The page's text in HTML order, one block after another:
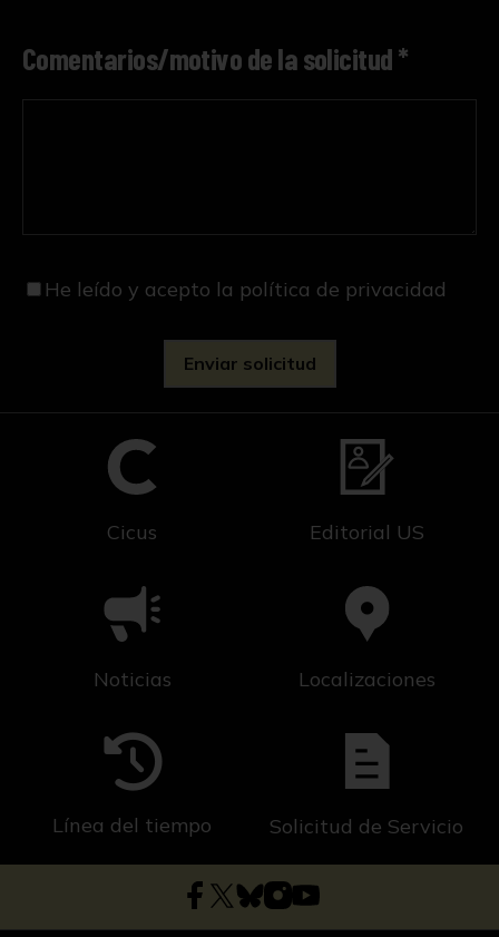
Comentarios/motivo de la solicitud *
He leído y acepto la política de privacidad
Cicus Editorial US
Noticias Localizaciones
Línea del tiempo Solicitud de Servicio